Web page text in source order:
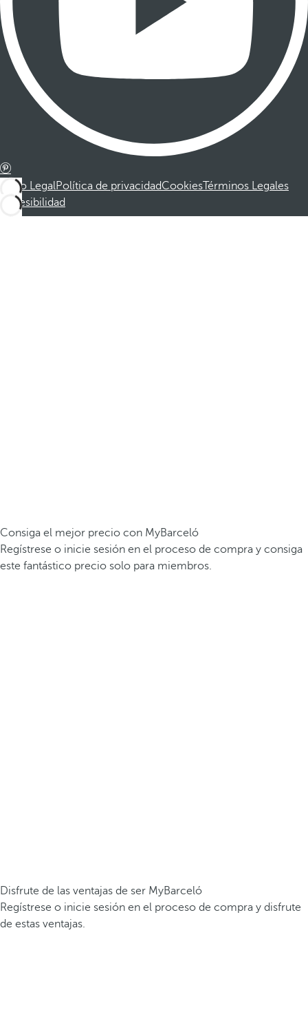
Aviso LegalPolítica de privacidadCookiesTérminos Legales
Accesibilidad
Consiga el mejor precio con MyBarceló
Regístrese o inicie sesión en el proceso de compra y consiga
este fantástico precio solo para miembros.
Disfrute de las ventajas de ser MyBarceló
Regístrese o inicie sesión en el proceso de compra y disfrute
de estas ventajas.